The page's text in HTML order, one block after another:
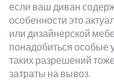
если ваш диван
особенности это
или дизайнерской
понадобиться особые
таких разрешений
затраты на вывоз.